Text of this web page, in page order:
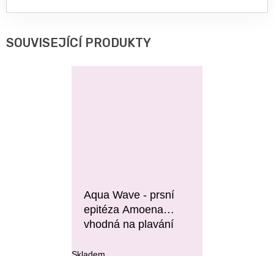
SOUVISEJÍCÍ PRODUKTY
Aqua Wave - prsní
epitéza Amoena
vhodná na plavání